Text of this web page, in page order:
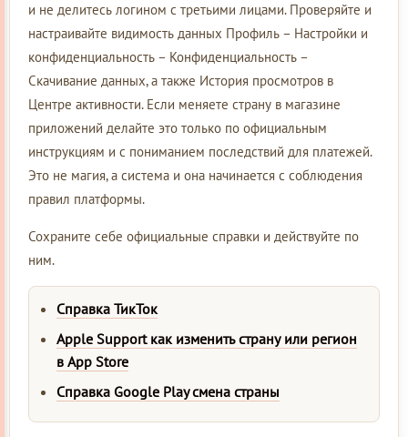
и не делитесь логином с третьими лицами. Проверяйте и
настраивайте видимость данных Профиль – Настройки и
конфиденциальность – Конфиденциальность –
Скачивание данных, а также История просмотров в
Центре активности. Если меняете страну в магазине
приложений делайте это только по официальным
инструкциям и с пониманием последствий для платежей.
Это не магия, а система и она начинается с соблюдения
правил платформы.
Сохраните себе официальные справки и действуйте по
ним.
Справка ТикТок
Apple Support как изменить страну или регион
в App Store
Справка Google Play смена страны